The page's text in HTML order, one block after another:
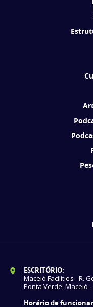
ESCRITÓRIO:
Maceió Facilities - R.
Ponta Verde, Maceió -
Horário de